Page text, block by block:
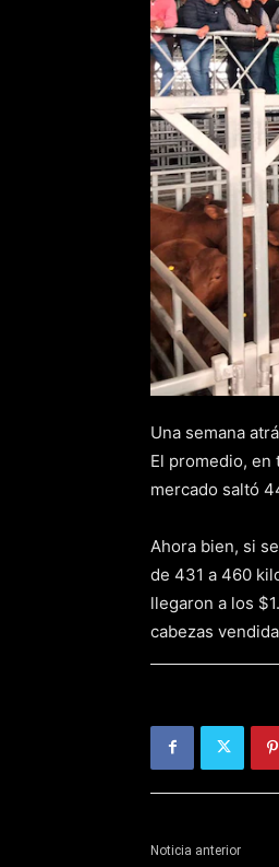
Una semana
El promedio, en
mercado saltó
Ahora bien, si
de 431 a 460
llegaron a los
cabezas
Noticia anterior